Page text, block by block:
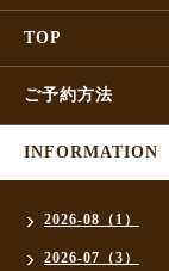
TOP
ご予約方法
INFORMATION
2026-08（1）
2026-07（3）